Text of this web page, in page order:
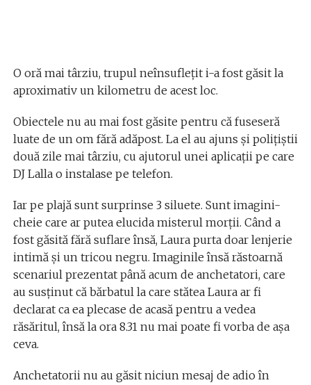
O oră mai târziu, trupul neînsuflețit i-a fost găsit la
aproximativ un kilometru de acest loc.
Obiectele nu au mai fost găsite pentru că fuseseră
luate de un om fără adăpost. La el au ajuns și polițiștii
două zile mai târziu, cu ajutorul unei aplicații pe care
DJ Lalla o instalase pe telefon.
Iar pe plajă sunt surprinse 3 siluete. Sunt imagini-
cheie care ar putea elucida misterul morții. Când a
fost găsită fără suflare însă, Laura purta doar lenjerie
intimă și un tricou negru. Imaginile însă răstoarnă
scenariul prezentat până acum de anchetatori, care
au susținut că bărbatul la care stătea Laura ar fi
declarat ca ea plecase de acasă pentru a vedea
răsăritul, însă la ora 8.31 nu mai poate fi vorba de așa
ceva.
Anchetatorii nu au găsit niciun mesaj de adio în